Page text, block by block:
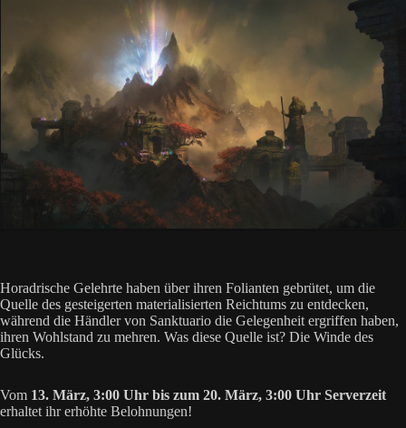
Horadrische Gelehrte haben über ihren Folianten gebrütet, um die
Quelle des gesteigerten materialisierten Reichtums zu entdecken,
während die Händler von Sanktuario die Gelegenheit ergriffen haben,
ihren Wohlstand zu mehren. Was diese Quelle ist? Die Winde des
Glücks.
Vom 13. März, 3:00 Uhr bis zum 20. März, 3:00 Uhr Serverzeit
erhaltet ihr erhöhte Belohnungen!